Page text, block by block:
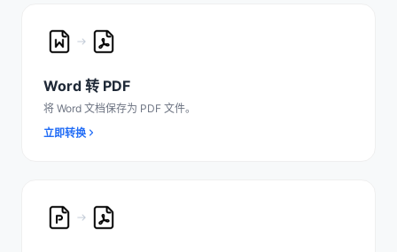
Word 转 PDF
将 Word 文档保存为 PDF 文件。
立即转换